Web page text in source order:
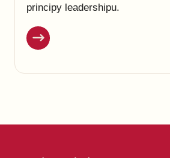
principy leadershipu.